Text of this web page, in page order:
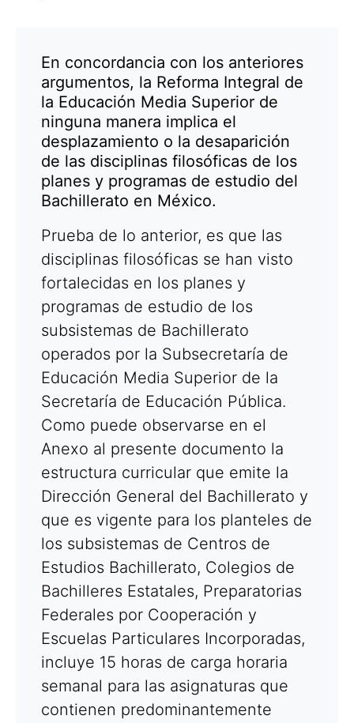
En concordancia con los anteriores
argumentos, la Reforma Integral de
la Educación Media Superior de
ninguna manera implica el
desplazamiento o la desaparición
de las disciplinas filosóficas de los
planes y programas de estudio del
Bachillerato en México.
Prueba de lo anterior, es que las
disciplinas filosóficas se han visto
fortalecidas en los planes y
programas de estudio de los
subsistemas de Bachillerato
operados por la Subsecretaría de
Educación Media Superior de la
Secretaría de Educación Pública.
Como puede observarse en el
Anexo al presente documento la
estructura curricular que emite la
Dirección General del Bachillerato y
que es vigente para los planteles de
los subsistemas de Centros de
Estudios Bachillerato, Colegios de
Bachilleres Estatales, Preparatorias
Federales por Cooperación y
Escuelas Particulares Incorporadas,
incluye 15 horas de carga horaria
semanal para las asignaturas que
contienen predominantemente